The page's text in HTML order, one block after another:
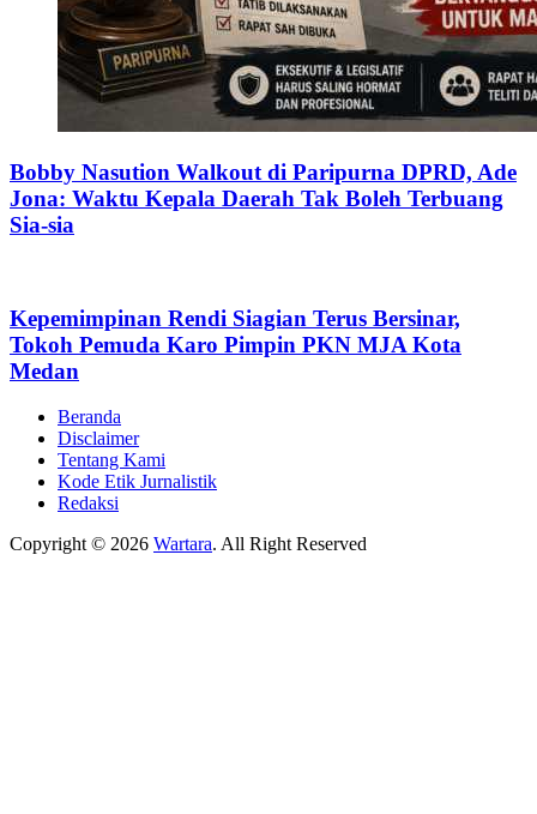
Bobby Nasution Walkout di Paripurna DPRD, Ade
Jona: Waktu Kepala Daerah Tak Boleh Terbuang
Sia-sia
Kepemimpinan Rendi Siagian Terus Bersinar,
Tokoh Pemuda Karo Pimpin PKN MJA Kota
Medan
Beranda
Disclaimer
Tentang Kami
Kode Etik Jurnalistik
Redaksi
Copyright © 2026 Wartara. All Right Reserved